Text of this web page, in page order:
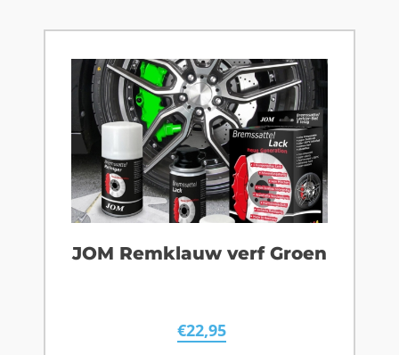
JOM Remklauw verf Groen
€22,95